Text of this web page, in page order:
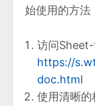
始使用的方法
访问
https://
doc.html
使用清晰